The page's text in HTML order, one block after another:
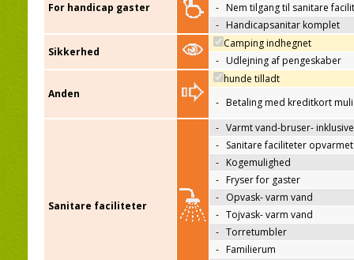
For handicap gaster
- Nem tilgang til sanitare
- Handicapsanitar komplet
Sikkerhed
Camping indhegnet
- Udlejning af pengeskaber
Anden
hunde tilladt
- Betaling med kreditkort
Sanitare faciliteter
- Varmt vand-bruser- inklusive
- Sanitare faciliteter opvarmet
- Kogemulighed
- Fryser for gaster
- Opvask- varm vand
- Tojvask- varm vand
- Torretumbler
- Familierum